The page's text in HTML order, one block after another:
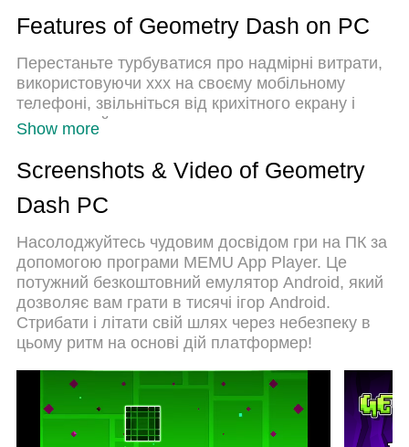
Features of Geometry Dash on PC
Перестаньте турбуватися про надмірні витрати,
використовуючи ххх на своєму мобільному
телефоні, звільніться від крихітного екрану і
насолоджуйтеся використанням програми на
повний екран свого додатка за допомогою
клавіатури та миші. MEmu пропонує вам усі
дивовижні функції, які ви очікували: швидка
зрозумілі елементи керування, більше обмежень
від акумулятора, мобільних даних та тривожних
дзвінків. Новий MEmu 9 - найкращий вибір
використання Geometry Dash на вашому
комп’ютері. За допомогою нашого поглинання
менеджер із кількома примірниками одночасно
найголовніше, наш ексклюзивний емуляційний
двигун може вивільнити весь потенціал вашого
ПК, зробити все гладким і приємним.
Show more
Screenshots & Video of Geometry
Dash PC
Насолоджуйтесь чудовим досвідом гри на ПК за
допомогою програми MEMU App Player. Це
потужний безкоштовний емулятор Android, який
дозволяє вам грати в тисячі ігор Android.
Стрибати і літати свій шлях через небезпеку в
цьому ритм на основі дій платформер!